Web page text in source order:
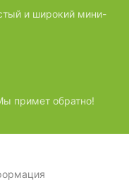
и широкий мини-
примет обратно!